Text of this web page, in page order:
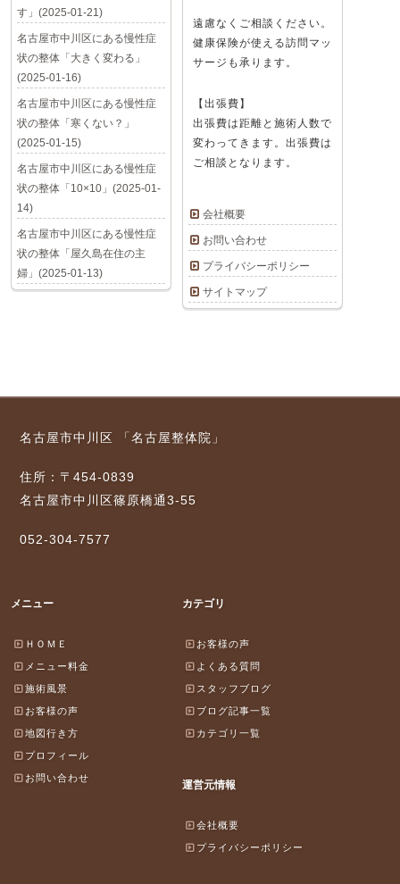
遠慮なくご相談ください。
健康保険が使える訪問マッ
サージも承ります。
【出張費】
出張費は距離と施術人数で
変わってきます。出張費は
ご相談となります。
会社概要
お問い合わせ
プライバシーポリシー
サイトマップ
す」(2025-01-21)
名古屋市中川区にある慢性症
状の整体「大きく変わる」
(2025-01-16)
名古屋市中川区にある慢性症
状の整体「寒くない？」
(2025-01-15)
名古屋市中川区にある慢性症
状の整体「10×10」(2025-01-
14)
名古屋市中川区にある慢性症
状の整体「屋久島在住の主
婦」(2025-01-13)
名古屋市中川区 「名古屋整体院」
住所：〒454-0839
名古屋市中川区篠原橋通3-55
052-304-7577
メニュー
ＨＯＭＥ
メニュー料金
施術風景
お客様の声
地図行き方
プロフィール
お問い合わせ
カテゴリ
お客様の声
よくある質問
スタッフブログ
ブログ記事一覧
カテゴリ一覧
運営元情報
会社概要
プライバシーポリシー